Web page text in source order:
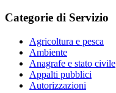
Categorie di Servizio
Agricoltura e pesca
Ambiente
Anagrafe e stato civile
Appalti pubblici
Autorizzazioni